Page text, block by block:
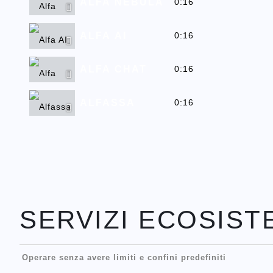
0:16
0:16
0:16
SERVIZI
Operare senza avere limiti e confini predefiniti